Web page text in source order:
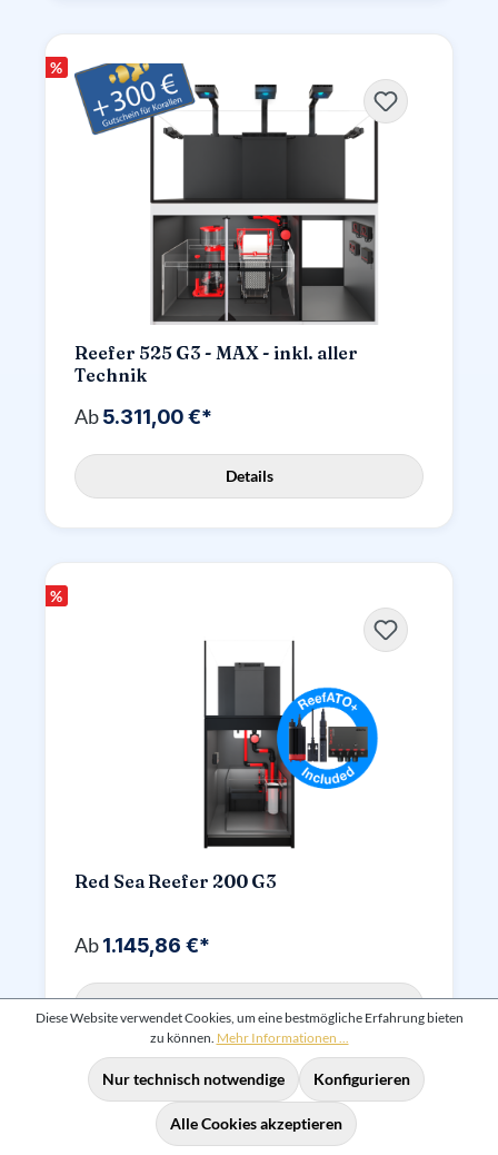
%
Reefer 525 G3 - MAX - inkl. aller
Technik
Ab5.311,00 €*
Details
%
Red Sea Reefer 200 G3
Ab1.145,86 €*
Details
Diese Website verwendet Cookies, um eine bestmögliche Erfahrung bieten
zu können. Mehr Informationen ...
Nur technisch notwendige Konfigurieren
Alle Cookies akzeptieren